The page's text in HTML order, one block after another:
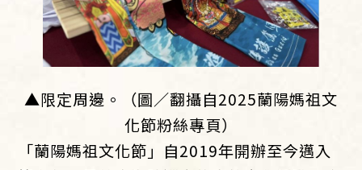
▲限定周邊。（圖／翻攝自2025蘭陽媽祖文
化節粉絲專頁）
「蘭陽媽祖文化節」自2019年開辦至今邁入